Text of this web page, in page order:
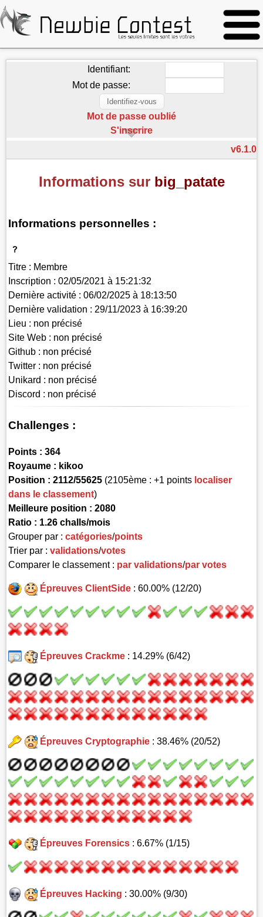
Identifiant:
Mot de passe:
Mot de passe oublié
S'inscrire
v6.1.0
Informations sur big_patate
Informations personnelles :
Titre : Membre
Inscription : 02/05/2021 à 15:21:32
Dernière activité : 06/02/2025 à 18:13:50
Dernière validation : 29/11/2023 à 16:39:20
Lieu : non précisé
Site Web : non précisé
Github : non précisé
Twitter : non précisé
Unikard : non précisé
Discord : non précisé
Challenges :
Points : 364
Royaume : kikoo
Position : 2112/55625 (2105ème : +1 points localiser
dans le classement)
Meilleure position : 2080
Ratio : 1.26 challs/mois
Grouper par :catégories/points
Trier par :validations/votes
Comparer le classement : par validations/par votes
Épreuves ClientSide: 60.00% (12/20)
Épreuves Crackme: 14.29% (6/42)
Épreuves Cryptographie: 38.46% (20/52)
Épreuves Forensics: 6.67% (1/15)
Épreuves Hacking : 30.00% (9/30)